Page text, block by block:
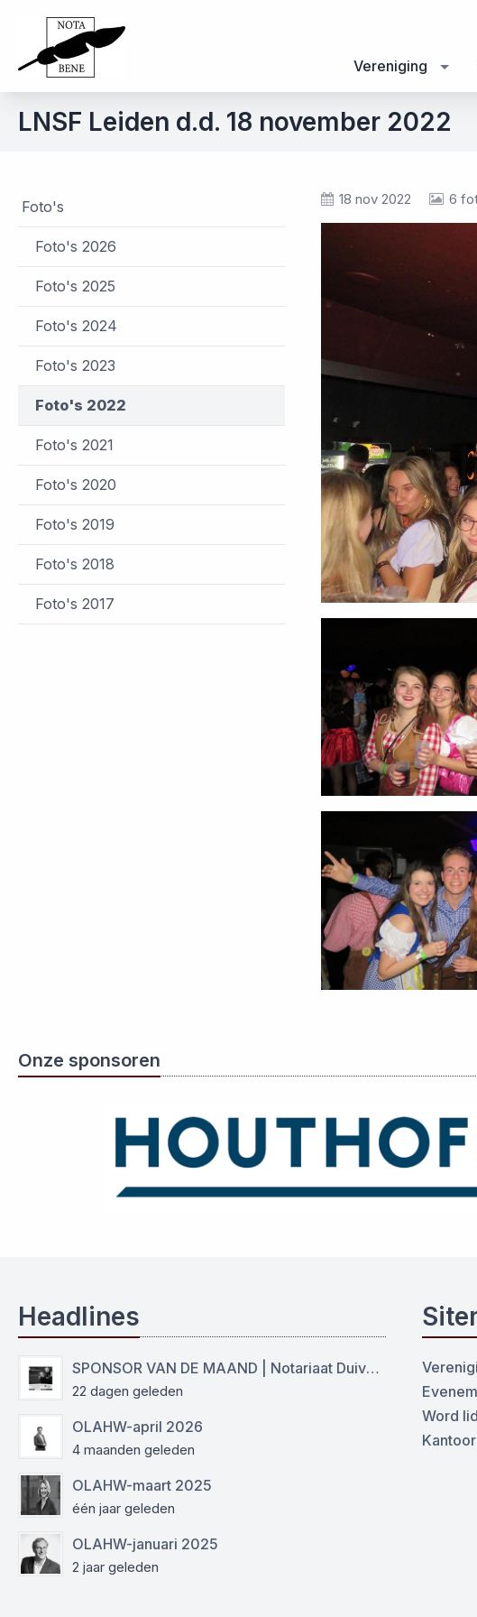
Vereniging
LNSF Leiden d.d. 18 november 2022
Foto's
Foto's 2026
Foto's 2025
Foto's 2024
Foto's 2023
Foto's 2022
Foto's 2021
Foto's 2020
Foto's 2019
Foto's 2018
Foto's 2017
18 nov 2022 6
Onze sponsoren
Headlines
SPONSOR VAN DE MAAND | Notariaat Duiven Westervoort
22 dagen geleden
OLAHW-april 2026
4 maanden geleden
OLAHW-maart 2025
één jaar geleden
OLAHW-januari 2025
2 jaar geleden
Word lid